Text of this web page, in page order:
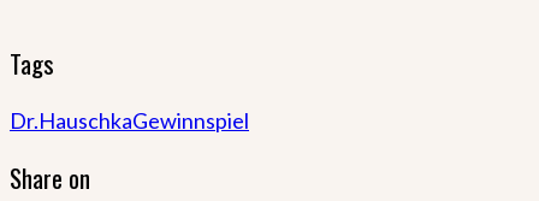
Tags
Dr.HauschkaGewinnspiel
Share on